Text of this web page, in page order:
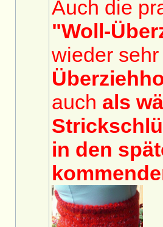
Auch die
"Woll-
wieder
auch als
in den